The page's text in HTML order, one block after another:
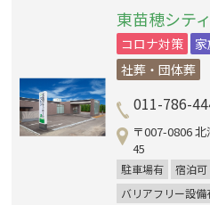
東苗穂シテ
コロナ対策
社葬・団体葬
011-786-
〒007-0806
45
駐車場有 宿泊可
バリアフリー設備